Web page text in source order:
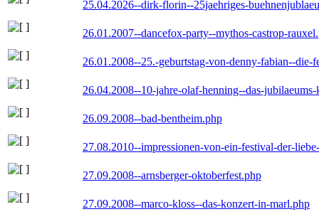
25.04.2026--dirk-florin--25jaehriges-
26.01.2007--dancefox-party--mythos-castrop-
26.01.2008--25.-geburtstag-von-denny-fabian--die-
26.04.2008--10-jahre-olaf-henning--das-
26.09.2008--bad-bentheim.php
27.08.2010--impressionen-von-ein-festival-der-
27.09.2008--arnsberger-oktoberfest.php
27.09.2008--marco-kloss--das-konzert-in-marl.php